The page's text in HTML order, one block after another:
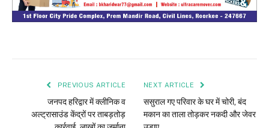
PREVIOUS ARTICLE
जनपद हरिद्वार में क्लीनिक व
अल्ट्रासाउंड केंद्रों पर ताबड़तोड़
NEXT ARTICLE
ससुराल गए परिवार के घर में चोरी, बंद
मकान का ताला तोड़कर नकदी और जेवर